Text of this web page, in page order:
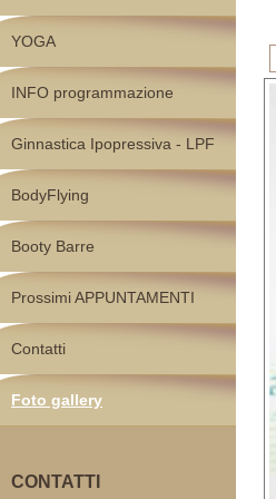
YOGA
INFO programmazione
Ginnastica Ipopressiva - LPF
BodyFlying
Booty Barre
Prossimi APPUNTAMENTI
Contatti
Foto gallery
CONTATTI